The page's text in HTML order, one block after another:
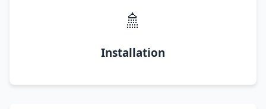
🚿
Installation